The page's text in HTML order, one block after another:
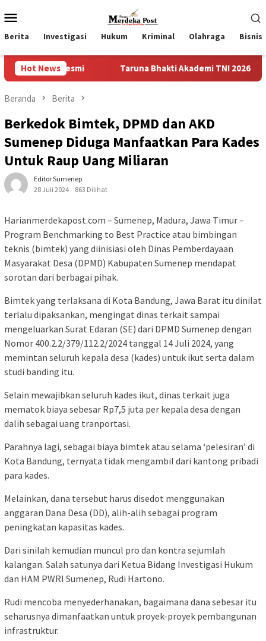
ke
kontenMobile
Berita Investigasi Hukum Kriminal Olahraga Bisnis
Hot NewsTaruna Bhakti Akademi TNI 2026 Tanamkan
Beranda Berita
Berkedok Bimtek, DPMD dan AKD
Sumenep Diduga Manfaatkan Para Kades
Untuk Raup Uang Miliaran
Editor Sumenep
28 Juli 2024
863 Dilihat
Harianmerdekapost.com – Sumenep, Madura, Jawa Timur –
Program Benchmarking to Best Practice atau bimbingan
teknis (bimtek) yang diinisiasi oleh Dinas Pemberdayaan
Masyarakat Desa (DPMD) Kabupaten Sumenep mendapat
sorotan dari berbagai pihak.
Bimtek yang terlaksana di Kota Bandung, Jawa Barat itu dinilat
terlalu dipaksankan, mengingat dinas terkait sampai
mengeluarkan Surat Edaran (SE) dari DPMD Sumenep dengan
Nomor 400.2.2/379/112.2/2024 tanggal 14 Juli 2024, yang
memintan seluruh kepala desa (kades) untuk ikut serta dalam
studi banding itu.
Selain mewajibkan seluruh kades ikut, dinas terkait juga
mematok biaya sebesar Rp7,5 juta per kepala desa dengan
dalih sebagai uang tranportasi.
Parahnya lagi, sebagai biaya bimtek atau selama ‘pelesiran’ di
Kota Bandung, ternyata tidak mengambil dari kantong pribadi
para kades.
Melainkan, dana tersebut harus disedot menggunakan
anggaran Dana Desa (DD), alih-alih sebagai program
peningkatan kapasitas kades.
Dari sinilah kemudian muncul pro dan kontra sejumlah
kalangan. Salah satunya dari Ketua Bidang Investigasi Hukum
dan HAM PWRI Sumenep, Rudi Hartono.
Rudi mencoba menyederhanakan, bagaimana dana sebesar itu
seharusnya dimanfaatkan untuk proyek-proyek pembangunan
infrastruktur.